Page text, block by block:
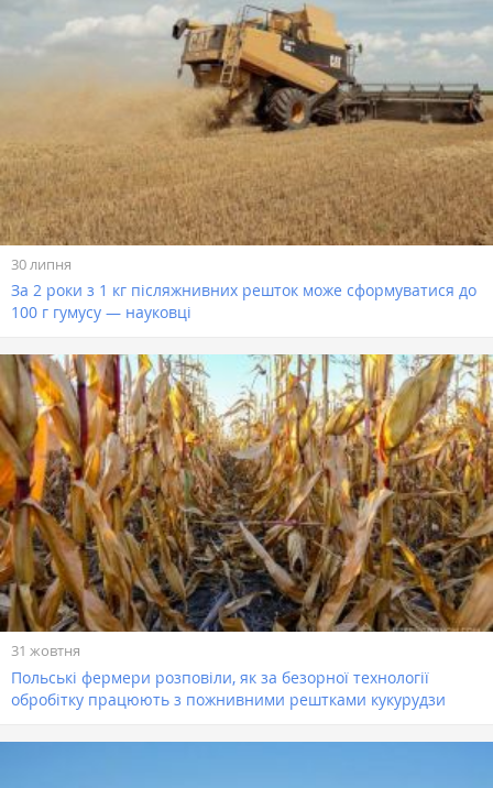
30 липня
За 2 роки з 1 кг післяжнивних решток може сформуватися до
100 г гумусу — науковці
31 жовтня
Польські фермери розповіли, як за безорної технології
обробітку працюють з пожнивними рештками кукурудзи